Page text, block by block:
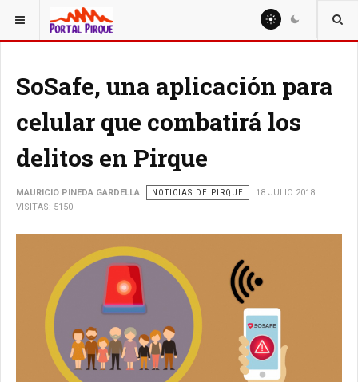
ESTÁ AQUÍ: NOTICIAS
SoSafe, una aplicación para
celular que combatirá los
delitos en Pirque
MAURICIO PINEDA GARDELLA NOTICIAS DE PIRQUE
18 JULIO 2018
VISITAS: 5150